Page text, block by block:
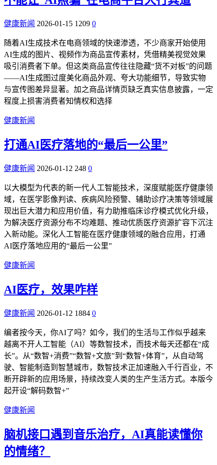
健康新闻 2026-01-15 1209 0
随着AI生成技术在电商领域的快速渗透，不少商家开始使用
AI生成的图片、视频作为商品宣传素材，凭借精美视觉效果
吸引消费者下单。但这类商品宣传往往隐藏“货不对板”的问题
——AI生成图过度美化商品外观、夸大功能细节，导致实物
与宣传图差异显著。加之商品详情页缺乏真实信息披露，一定
程度上损害消费者知情权和选择
健康新闻
打通AI医疗落地的“最后一公里”
健康新闻 2026-01-12 248 0
以大模型为代表的新一代人工智能技术，深度赋能医疗健康领
域，在医学影像判读、疾病风险预警、辅助诊疗决策等领域展
现出巨大潜力和应用价值，有力助推临床诊疗模式优化升级，
为解决医疗资源分布不均难题、推动优质医疗资源扩容下沉注
入新动能。深化人工智能在医疗健康领域的融合应用，打通
AI医疗落地应用的“最后一公里”
健康新闻
AI医疗，效果咋样
健康新闻 2026-01-12 1884 0
编者按今天，你AI了吗？如今，我们的生活与工作似乎越来
越离不开人工智能（AI）等数智技术，而技术每天还都在“成
长”。从“数智+消费”“数智+文旅”到“数智+体育”，从自动驾
驶、智能制造到智慧城市，数智技术正加速融入千行百业，不
断开辟新的应用场景，持续改变人类的生产生活方式。本版今
起开设“解码数智+”
健康新闻
脑机接口遇到音乐治疗，AI真能读懂你
的情绪？